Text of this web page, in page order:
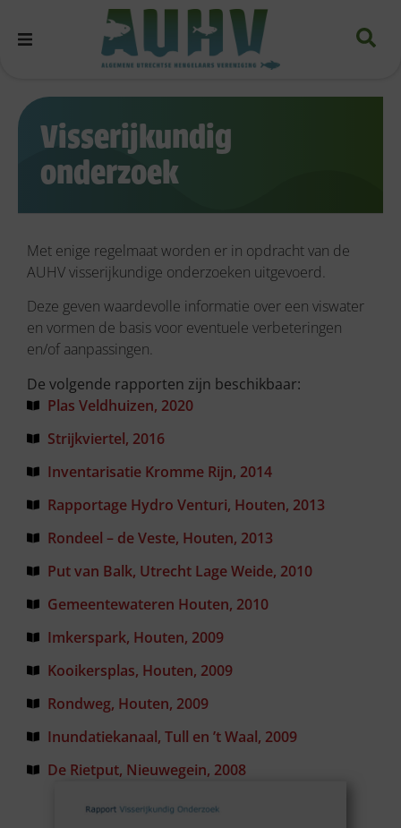
Visserijkundig
onderzoek
Met enige regelmaat worden er in opdracht van de
AUHV visserijkundige onderzoeken uitgevoerd.
Deze geven waardevolle informatie over een viswater
en vormen de basis voor eventuele verbeteringen
en/of aanpassingen.
De volgende rapporten zijn beschikbaar:
Plas Veldhuizen, 2020
Strijkviertel, 2016
Inventarisatie Kromme Rijn, 2014
Rapportage Hydro Venturi, Houten, 2013
Rondeel – de Veste, Houten, 2013
Put van Balk, Utrecht Lage Weide, 2010
Gemeentewateren Houten, 2010
Imkerspark, Houten, 2009
Kooikersplas, Houten, 2009
Rondweg, Houten, 2009
Inundatiekanaal, Tull en ’t Waal, 2009
De Rietput, Nieuwegein, 2008